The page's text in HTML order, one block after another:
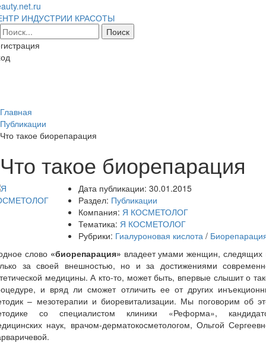
ИНДУСТРИИ КРАСОТЫ
Главная
Публикации
Что такое биорепарация
Что такое биорепарация
Дата публикации: 30.01.2015
Раздел: Публикации
Компания: Я КОСМЕТОЛОГ
Тематика: Я КОСМЕТОЛОГ
Рубрики: Гиалуроновая кислота /
слово «биорепарация» владеет умами женщин, следящих
за своей внешностью, но и за достижениями
медицины. А кто-то, может быть, впервые слышит о
и вряд ли сможет отличить ее от других
– мезотерапии и биоревитализации. Мы поговорим об
со специалистом клиники «Реформа»,
наук, врачом-дерматокосметологом, Ольгой